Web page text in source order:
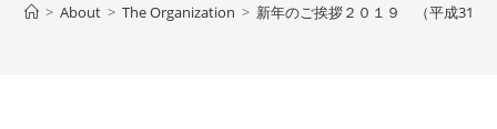
> About > The Organization > 新年のご挨拶２０１９ （平成31年